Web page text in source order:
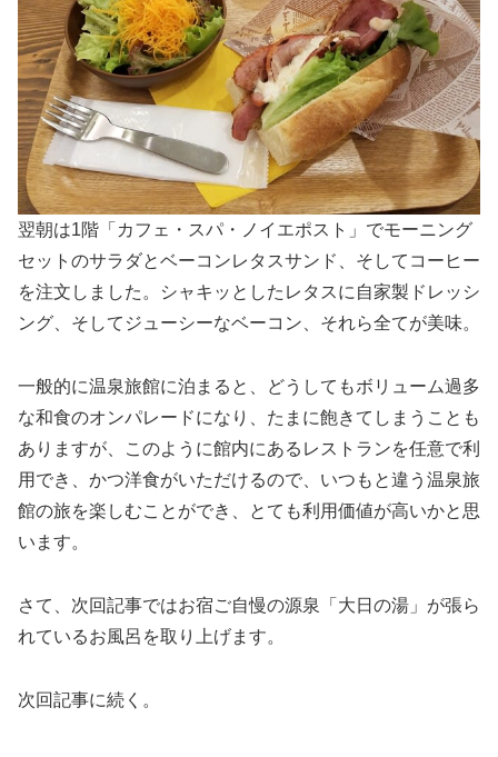
翌朝は1階「カフェ・スパ・ノイエポスト」でモーニング
セットのサラダとベーコンレタスサンド、そしてコーヒー
を注文しました。シャキッとしたレタスに自家製ドレッシ
ング、そしてジューシーなベーコン、それら全てが美味。
一般的に温泉旅館に泊まると、どうしてもボリューム過多
な和食のオンパレードになり、たまに飽きてしまうことも
ありますが、このように館内にあるレストランを任意で利
用でき、かつ洋食がいただけるので、いつもと違う温泉旅
館の旅を楽しむことができ、とても利用価値が高いかと思
います。
さて、次回記事ではお宿ご自慢の源泉「大日の湯」が張ら
れているお風呂を取り上げます。
次回記事に続く。